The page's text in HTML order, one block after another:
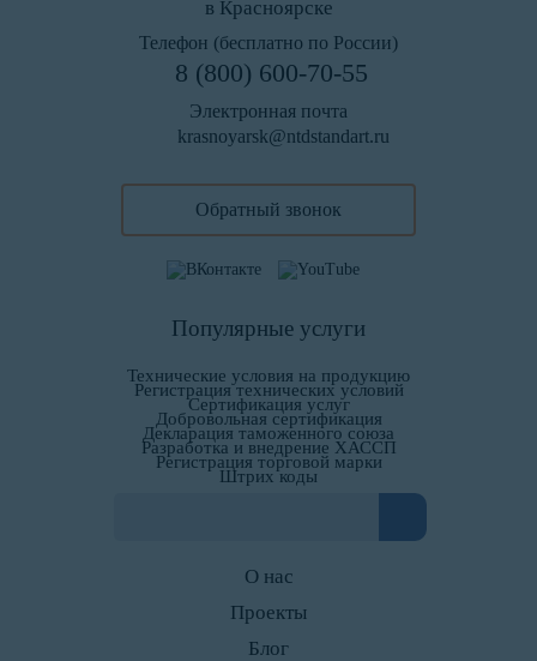
в Красноярске
Телефон (бесплатно по России)
8 (800) 600-70-55
Электронная почта
krasnoyarsk@ntdstandart.ru
Обратный звонок
Популярные услуги
Технические условия на продукцию
Регистрация технических условий
Сертификация услуг
Добровольная сертификация
Декларация таможенного союза
Разработка и внедрение ХАССП
Регистрация торговой марки
Штрих коды
О нас
Проекты
Блог